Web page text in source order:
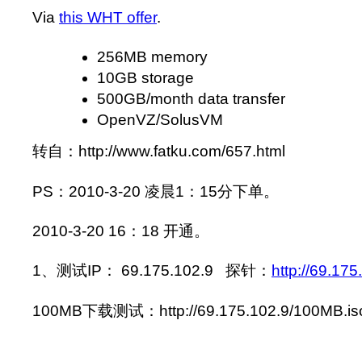
Via this WHT offer.
256MB memory
10GB storage
500GB/month data transfer
OpenVZ/SolusVM
转自：http://www.fatku.com/657.html
PS：2010-3-20 凌晨1：15分下单。
2010-3-20 16：18 开通。
1、测试IP： 69.175.102.9 探针： http://
100MB下载测试：http://69.175.102.9/